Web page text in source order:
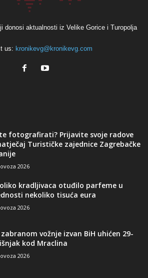
donosi aktualnosti iz Velike Gorice i Turopolja
us: kronikevg@kronikevg.com
fotografirati? Prijavite svoje radove
Turističke zajednice Zagrebačke
2026
kradljivaca otuđilo parfeme u
nekoliko tisuća eura
2026
zabranom vožnje izvan BiH uhićen 29-
kod Mraclina
2026